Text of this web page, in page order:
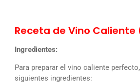
Receta de Vino Caliente
Ingredientes:
Para preparar el vino caliente
siguientes ingredientes: